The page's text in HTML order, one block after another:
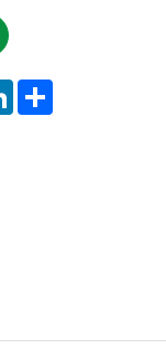
LinkedInShare